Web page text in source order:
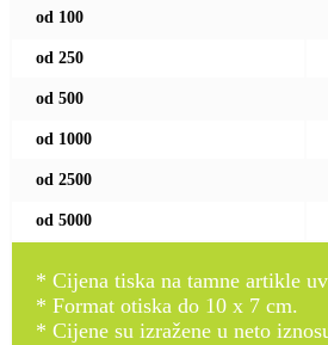
od 100
od 250
od 500
od 1000
od 2500
od 5000
* Cijena tiska na tamne artikle
* Format otiska do 10 x 7 cm.
* Cijene su izražene u neto